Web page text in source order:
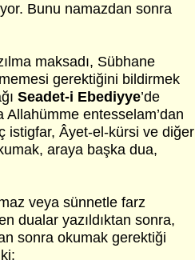
Bunu namazdan sonra
maksadı, Sübhane
gerektiğini bildirmek
Seadet-i Ebediyye’de
Allahümme entesselam’dan
istigfar, Âyet-el-kürsi ve diğer
araya başka dua,
veya sünnetle farz
dualar yazıldıktan sonra,
sonra okumak gerektiği